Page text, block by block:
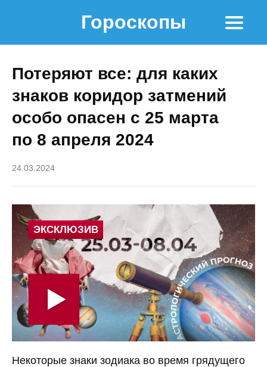
Гороскопы
Потеряют все: для каких
знаков коридор затмений
особо опасен с 25 марта
по 8 апреля 2024
24.03.2024
Некоторые знаки зодиака во время грядущего